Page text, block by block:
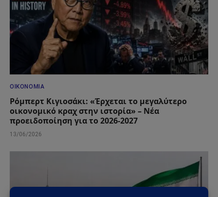
ΟΙΚΟΝΟΜΊΑ
Ρόμπερτ Κιγιοσάκι: «Έρχεται το μεγαλύτερο
οικονομικό κραχ στην ιστορία» – Νέα
προειδοποίηση για το 2026-2027
13/06/2026